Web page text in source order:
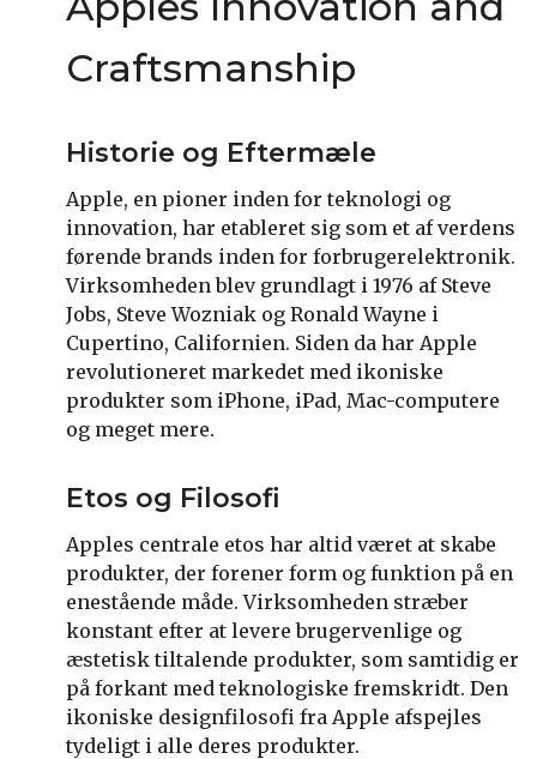
Craftsmanship
Historie og Eftermæle
Apple, en pioner inden for teknologi og
innovation, har etableret sig som et af verdens
førende brands inden for forbrugerelektronik.
Virksomheden blev grundlagt i 1976 af Steve
Jobs, Steve Wozniak og Ronald Wayne i
Cupertino, Californien. Siden da har Apple
revolutioneret markedet med ikoniske
produkter som iPhone, iPad, Mac-computere
og meget mere.
Etos og Filosofi
Apples centrale etos har altid været at skabe
produkter, der forener form og funktion på en
enestående måde. Virksomheden stræber
konstant efter at levere brugervenlige og
æstetisk tiltalende produkter, som samtidig er
på forkant med teknologiske fremskridt. Den
ikoniske designfilosofi fra Apple afspejles
tydeligt i alle deres produkter.